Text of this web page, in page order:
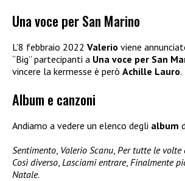
Una voce per San Marino
L’8 febbraio 2022 Valerio viene
“Big” partecipanti a Una voce per San
vincere la kermesse è però Achille Lauro.
Album e canzoni
Andiamo a vedere un elenco degli album
Sentimento Valerio Scanu Per tutte le volte
Così diverso Lasciami entrare, Finalmente
Natale.